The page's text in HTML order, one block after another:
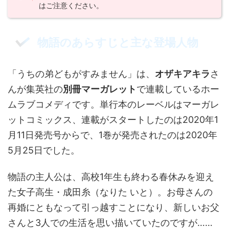
はご注意ください。
物語のあらすじと主な登場人物
「うちの弟どもがすみません」は、 オザキアキラさ
んが集英社の別冊マーガレットで連載しているホー
ムラブコメディです。単行本のレーベルはマーガレ
ットコミックス、連載がスタートしたのは2020年1
月11日発売号からで、1巻が発売されたのは2020年
5月25日でした。
物語の主人公は、高校1年生も終わる春休みを迎え
た女子高生・成田糸（なりた いと）。お母さんの
再婚にともなって引っ越すことになり、新しいお父
さんと3人での生活を思い描いていたのですが……